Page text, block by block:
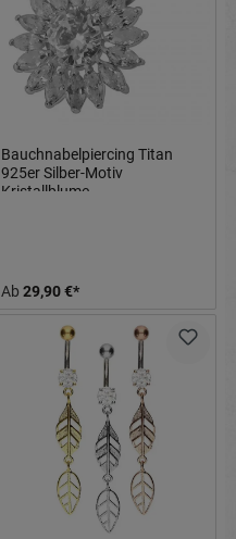
Bauchnabelpiercing Titan
925er Silber-Motiv
Kristallblume
Ab 29,90 €*